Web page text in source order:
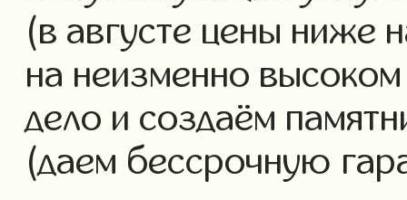
(в августе цены ниже
на неизменно
дело и создаём
(даем бессрочную